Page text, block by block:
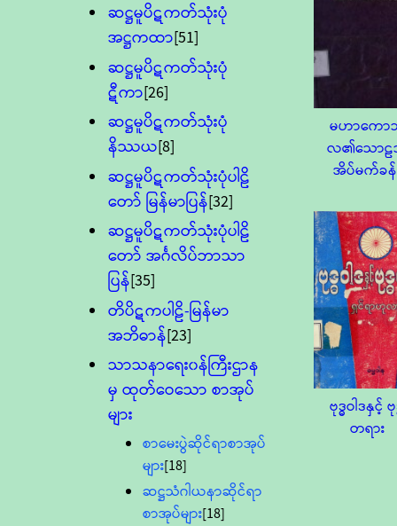
ဆဋ္ဌမူပိဋကတ်သုံးပုံ
အဋ္ဌကထာ[51]
ဆဋ္ဌမူပိဋကတ်သုံးပုံ
ဋီကာ[26]
ဆဋ္ဌမူပိဋကတ်သုံးပုံ
နိဿယ[8]
ဆဋ္ဌမူပိဋကတ်သုံးပုံပါဠိ
တော် မြန်မာပြန်[32]
ဆဋ္ဌမူပိဋကတ်သုံးပုံပါဠိ
တော် အင်္ဂလိပ်ဘာသာ
ပြန်[35]
တိပိဋကပါဠိ-မြန်မာ
အဘိဓာန်[23]
သာသနာရေး၀န်ကြီးဌာန
မှ ထုတ်ဝေသော စာအုပ်
များ
စာမေးပွဲဆိုင်ရာစာအုပ်
များ[18]
ဆဋ္ဌသံဂါယနာဆိုင်ရာ
စာအုပ်များ[18]
မဟာကေ
လ၏သော
အိပ်မက်ခန်
ဗုဒ္ဓဝါဒနှင့် ဗု
တရား